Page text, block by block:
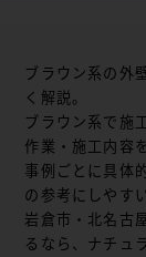
ブラウン系の外
く解説。
ブラウン系で施
作業・施工内容
事例ごとに具体
の参考にしやす
岩倉市・北名古
るなら、ナチュ